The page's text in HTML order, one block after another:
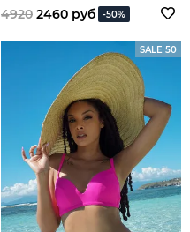
Spirit of Colours
4920 2460 руб -50%
SALE 50